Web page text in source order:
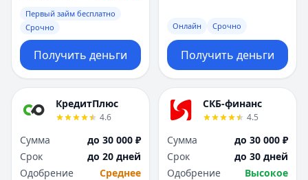
Первый займ бесплатно
Срочно
Получить деньги
Онлайн Срочно
Получить деньги
КредитПлюс
4.6
Сумма
до 30 000 ₽
Срок
до 20 дней
Одобрение
Среднее
СКБ-финанс
4.5
Сумма
до 30 000 ₽
Срок
до 30 дней
Одобрение
Высокое